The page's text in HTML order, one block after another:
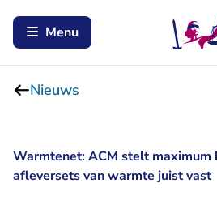
Menu
Nieuws
Warmtenet: ACM stelt maximum
afleversets van warmte juist vast